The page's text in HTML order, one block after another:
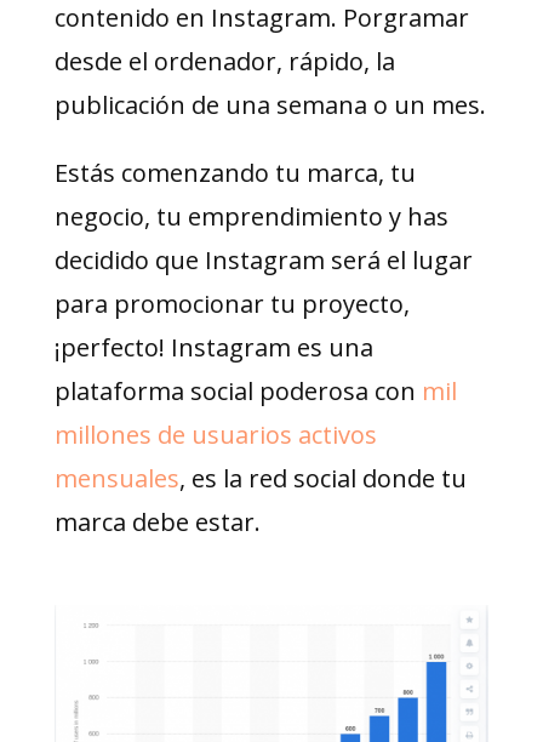
contenido en Instagram. Porgramar
desde el ordenador, rápido, la
publicación de una semana o un mes.
Estás comenzando tu marca, tu
negocio, tu emprendimiento y has
decidido que Instagram será el lugar
para promocionar tu proyecto,
¡perfecto! Instagram es una
plataforma social poderosa con mil
millones de usuarios activos
mensuales, es la red social donde tu
marca debe estar.